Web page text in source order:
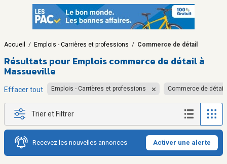
Accueil / Emplois - Carrières et professions / Commerce de détail
Résultats pour Emplois commerce de détail à
Massueville
Effacer tout Emplois - Carrières et professions Commerce de détail
Trier et Filtrer
Recevez les nouvelles annonces Activer une alerte